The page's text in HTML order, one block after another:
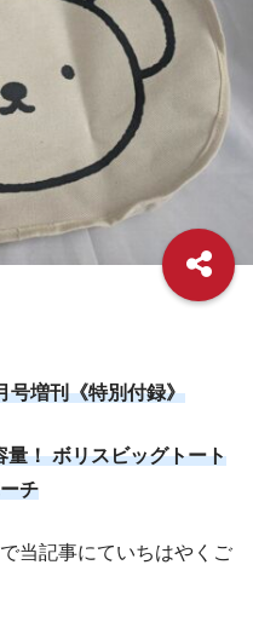
号増刊《特別付録》
！ ボリスビッグトート
チ
当記事にていちはやくご